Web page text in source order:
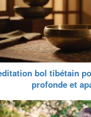
bol tibétain
profonde et